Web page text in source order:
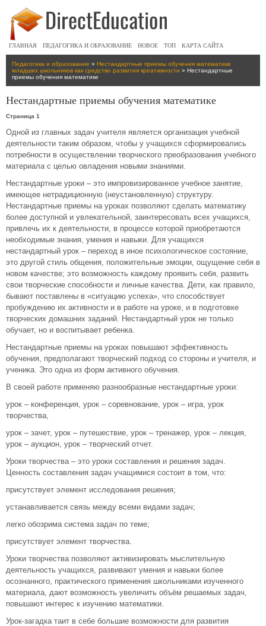
ГЛАВНАЯ ПЕДАГОГИКА И ОБРАЗОВАНИЕ НОВОЕ ТОП КАРТА САЙТА
Педагогика и образование » Нестандартные приемы обучения математике
младших школьников как средство развития креативности » Нестандартные
приемы обучения математике
Нестандартные приемы обучения математике
Страница 1
Одной из главных задач учителя является организация учебной
деятельности таким образом, чтобы у учащихся сформировались
потребности в осуществлении творческого преобразования учебного
материала с целью овладения новыми знаниями.
Нестандартные уроки – это импровизированное учебное занятие,
имеющее нетрадиционную (неустановленную) структуру.
Нестандартные приемы на уроках позволяют сделать математику
более доступной и увлекательной, заинтересовать всех учащихся,
привлечь их к деятельности, в процессе которой приобретаются
необходимые знания, умения и навыки. Для учащихся
нестандартный урок – переход в иное психологическое состояние,
это другой стиль общения, положительные эмоции, ощущение себя в
новом качестве; это возможность каждому проявить себя, развить
свои творческие способности и личные качества. Дети, как правило,
бывают поставлены в «ситуацию успеха», что способствует
пробуждению их активности и в работе на уроке, и в подготовке
творческих домашних заданий. Нестандартный урок не только
обучает, но и воспитывает ребенка.
Нестандартные приемы на уроках повышают эффективность
обучения, предполагают творческий подход со стороны и учителя, и
ученика. Это одна из форм активного обучения.
В своей работе применяю разнообразные нестандартные уроки:
урок – конференция, урок – соревнование, урок – игра, урок
творчества,
урок – зачет, урок – путешествие, урок – тренажер, урок – лекция,
урок – аукцион, урок – творческий отчет.
Уроки творчества – это уроки составления и решения задач.
Ценность составления задач учащимися состоит в том, что:
присутствует элемент исследования решения;
устанавливается связь между всеми видами задач;
легко обозрима система задач по теме;
присутствует элемент творчества.
Уроки творчества позволяют активизировать мыслительную
деятельность учащихся, развивают умения и навыки более
осознанного, практического применения школьниками изученного
материала, дают возможность увеличить объём решаемых задач,
повышают интерес к изучению математики.
Урок-загадка таит в себе большие возможности для развития